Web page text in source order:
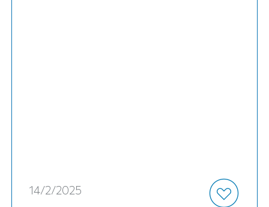
14/2/2025